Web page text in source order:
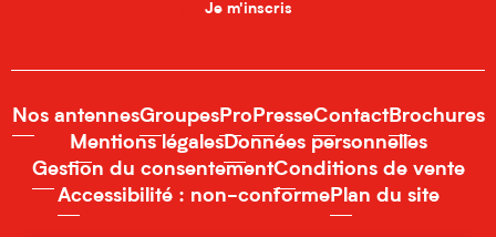
Je m'inscris
Nos antennesGroupesPro PresseContactBrochures
Mentions légalesDonnées personnelles
Gestion du consentementConditions de vente
Accessibilité : non-conformePlan du site